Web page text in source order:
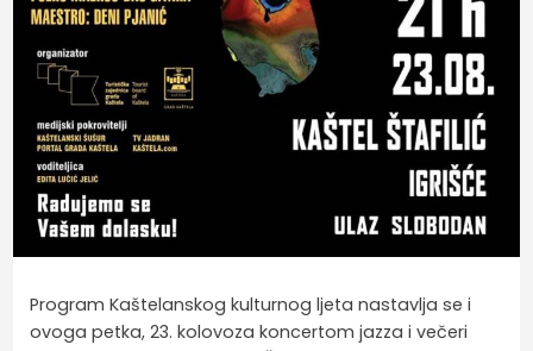
Program Kaštelanskog kulturnog ljeta nastavlja se i
ovoga petka, 23. kolovoza koncertom jazza i večeri